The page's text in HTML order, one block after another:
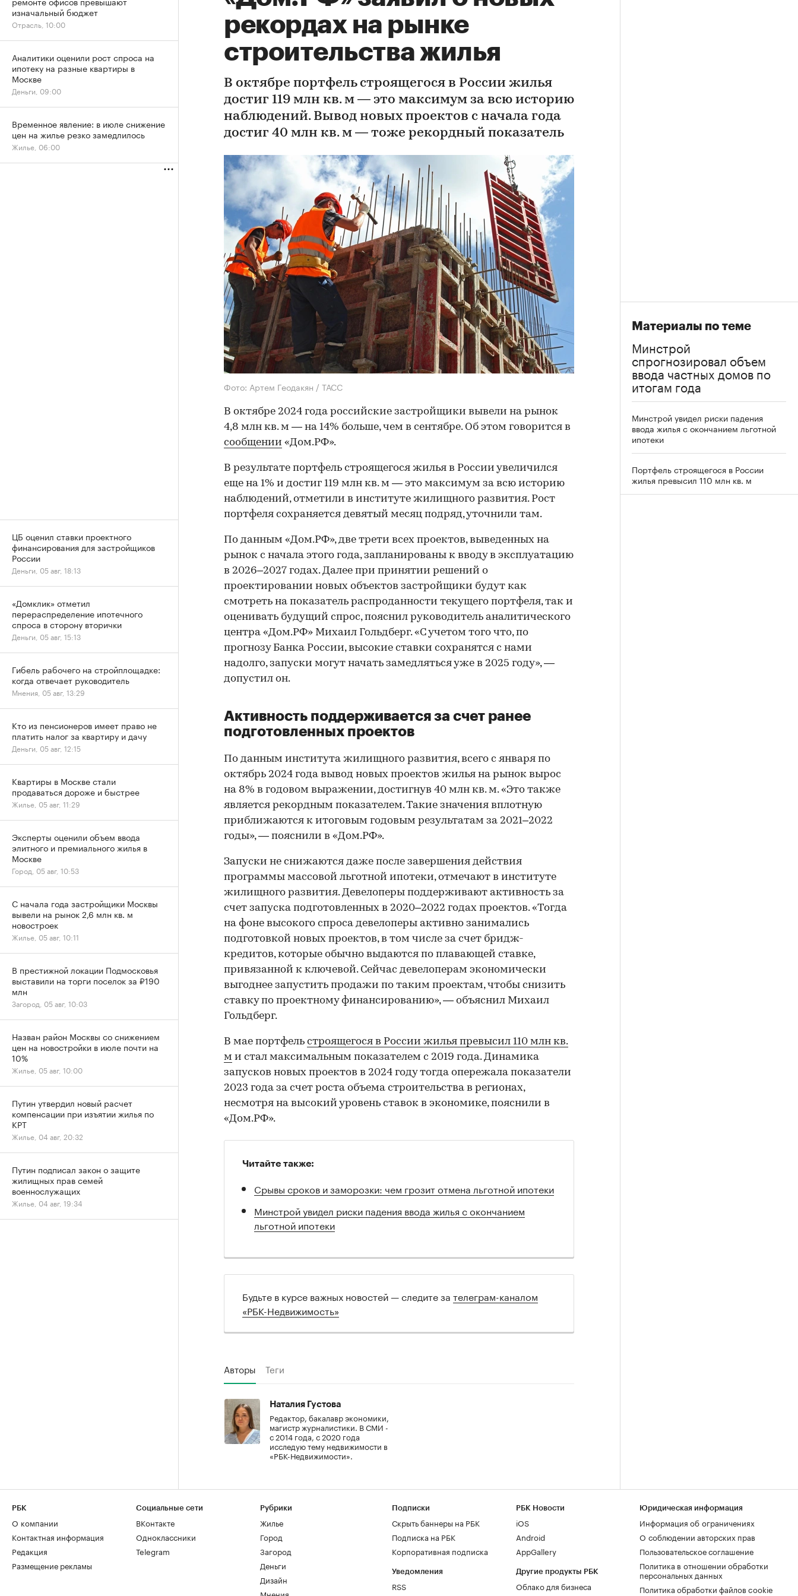
рекордах на рынке
строительства жилья
В октябре портфель строящегося в России жилья
достиг 119 млн кв. м — это максимум за всю историю
наблюдений. Вывод новых проектов с начала года
достиг 40 млн кв. м — тоже рекордный показатель
Фото: Артем Геодакян / ТАСС
В октябре 2024 года российские застройщики вывели на рынок
4,8 млн кв. м — на 14% больше, чем в сентябре. Об этом говорится в
сообщении «Дом.РФ».
В результате портфель строящегося жилья в России увеличился
еще на 1% и достиг 119 млн кв. м — это максимум за всю историю
наблюдений, отметили в институте жилищного развития. Рост
портфеля сохраняется девятый месяц подряд, уточнили там.
По данным «Дом.РФ», две трети всех проектов, выведенных на
рынок с начала этого года, запланированы к вводу в эксплуатацию
в 2026–2027 годах. Далее при принятии решений о
проектировании новых объектов застройщики будут как
смотреть на показатель распроданности текущего портфеля, так и
оценивать будущий спрос, пояснил руководитель аналитического
центра «Дом.РФ» Михаил Гольдберг. «С учетом того что, по
прогнозу Банка России, высокие ставки сохранятся с нами
надолго, запуски могут начать замедляться уже в 2025 году», —
допустил он.
Активность поддерживается за счет ранее
подготовленных проектов
По данным института жилищного развития, всего с января по
октябрь 2024 года вывод новых проектов жилья на рынок вырос
на 8% в годовом выражении, достигнув 40 млн кв. м. «Это также
является рекордным показателем. Такие значения вплотную
приближаются к итоговым годовым результатам за 2021–2022
годы», — пояснили в «Дом.РФ».
Запуски не снижаются даже после завершения действия
программы массовой льготной ипотеки, отмечают в институте
жилищного развития. Девелоперы поддерживают активность за
счет запуска подготовленных в 2020–2022 годах проектов. «Тогда
на фоне высокого спроса девелоперы активно занимались
подготовкой новых проектов, в том числе за счет бридж-
кредитов, которые обычно выдаются по плавающей ставке,
привязанной к ключевой. Сейчас девелоперам экономически
выгоднее запустить продажи по таким проектам, чтобы снизить
ставку по проектному финансированию», — объяснил Михаил
Гольдберг.
В мае портфель строящегося в России жилья превысил 110 млн кв.
м и стал максимальным показателем с 2019 года. Динамика
запусков новых проектов в 2024 году тогда опережала показатели
2023 года за счет роста объема строительства в регионах,
несмотря на высокий уровень ставок в экономике, пояснили в
«Дом.РФ».
Читайте также:
Срывы сроков и заморозки: чем грозит отмена льготной ипотеки
Минстрой увидел риски падения ввода жилья с окончанием
льготной ипотеки
Будьте в курсе важных новостей — следите за телеграм-каналом
«РБК-Недвижимость»
Авторы Теги
Наталия Густова
Редактор, бакалавр экономики,
магистр журналистики. В СМИ -
с 2014 года, с 2020 года
исследую тему недвижимости в
«РБК-Недвижимости».
Материалы по теме
Минстрой
спрогнозировал объем
ввода частных домов по
итогам года
Минстрой увидел риски падения
ввода жилья с окончанием льготной
ипотеки
Портфель строящегося в России
жилья превысил 110 млн кв. м
изначальный бюджет
Отрасль, 10:00
Аналитики оценили рост спроса на
ипотеку на разные квартиры в
Москве
Деньги, 09:00
Временное явление: в июле снижение
цен на жилье резко замедлилось
Жилье, 06:00
ЦБ оценил ставки проектного
финансирования для застройщиков
России
Деньги, 05 авг, 18:13
«Домклик» отметил
перераспределение ипотечного
спроса в сторону вторички
Деньги, 05 авг, 15:13
Гибель рабочего на стройплощадке:
когда отвечает руководитель
Мнения, 05 авг, 13:29
Кто из пенсионеров имеет право не
платить налог за квартиру и дачу
Деньги, 05 авг, 12:15
Квартиры в Москве стали
продаваться дороже и быстрее
Жилье, 05 авг, 11:29
Эксперты оценили объем ввода
элитного и премиального жилья в
Москве
Город, 05 авг, 10:53
С начала года застройщики Москвы
вывели на рынок 2,6 млн кв. м
новостроек
Жилье, 05 авг, 10:11
В престижной локации Подмосковья
выставили на торги поселок за ₽190
млн
Загород, 05 авг, 10:03
Назван район Москвы со снижением
цен на новостройки в июле почти на
10%
Жилье, 05 авг, 10:00
Путин утвердил новый расчет
компенсации при изъятии жилья по
КРТ
Жилье, 04 авг, 20:32
Путин подписал закон о защите
жилищных прав семей
военнослужащих
Жилье, 04 авг, 19:34
РБК
О компании
Контактная информация
Редакция
Размещение рекламы
Социальные сети
ВКонтакте
Одноклассники
Telegram
Рубрики
Жилье
Город
Загород
Деньги
Дизайн
Мнения
Подписки
Скрыть баннеры на РБК
Подписка на РБК
Корпоративная подписка
Уведомления
RSS
РБК Новости
iOS
Android
AppGallery
Другие продукты РБК
Облако для бизнеса
Юридическая информация
Информация об ограничениях
О соблюдении авторских прав
Пользовательское соглашение
Политика в отношении обработки
персональных данных
Политика обработки файлов cookie